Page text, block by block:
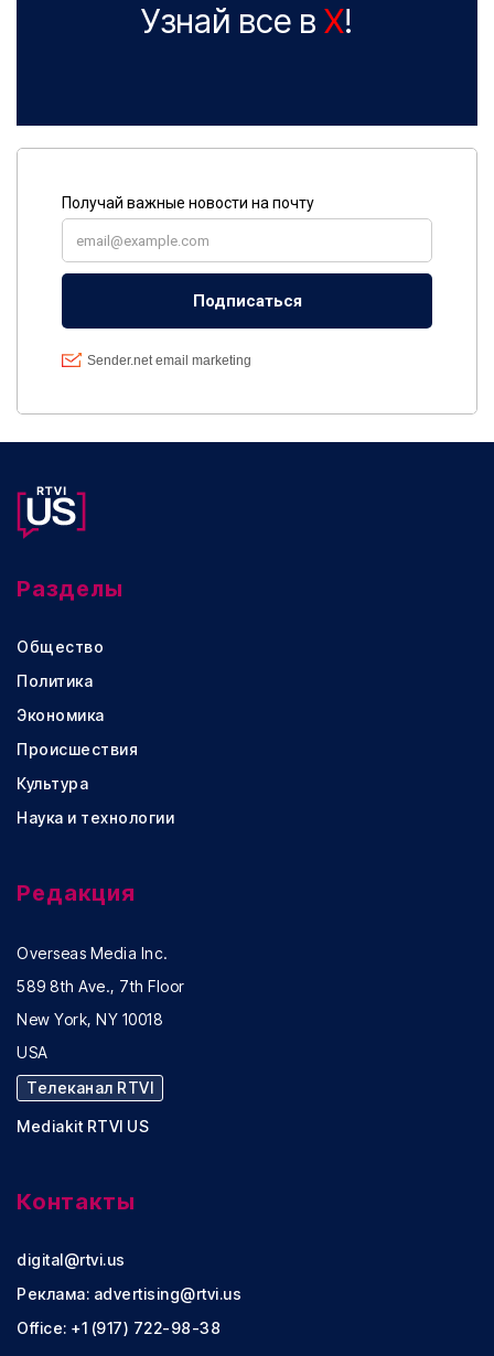
Узнай все в X!
Разделы
Общество
Политика
Экономика
Происшествия
Культура
Наука и технологии
Редакция
Overseas Media Inc.
589 8th Ave., 7th Floor
New York, NY 10018
USA
Телеканал RTVI
Mediakit RTVI US
Контакты
digital@rtvi.us
Реклама: advertising@rtvi.us
Office: +1 (917) 722-98-38